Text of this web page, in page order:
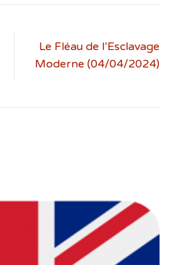
Le Fléau de l’Esclavage
Moderne (04/04/2024)